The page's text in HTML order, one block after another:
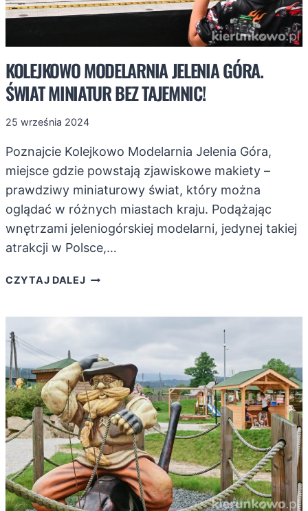
KOLEJKOWO MODELARNIA JELENIA GÓRA.
ŚWIAT MINIATUR BEZ TAJEMNIC!
25 września 2024
Poznajcie Kolejkowo Modelarnia Jelenia Góra,
miejsce gdzie powstają zjawiskowe makiety –
prawdziwy miniaturowy świat, który można
oglądać w różnych miastach kraju. Podążając
wnętrzami jeleniogórskiej modelarni, jedynej takiej
atrakcji w Polsce,…
CZYTAJ DALEJKOLEJKOWO
MINIATUR
BEZ
TAJEMNIC!